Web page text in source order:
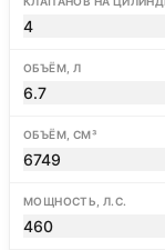
4
ОБЪЁМ, Л
6.7
ОБЪЁМ, СМ³
6749
МОЩНОСТЬ, Л.С.
460